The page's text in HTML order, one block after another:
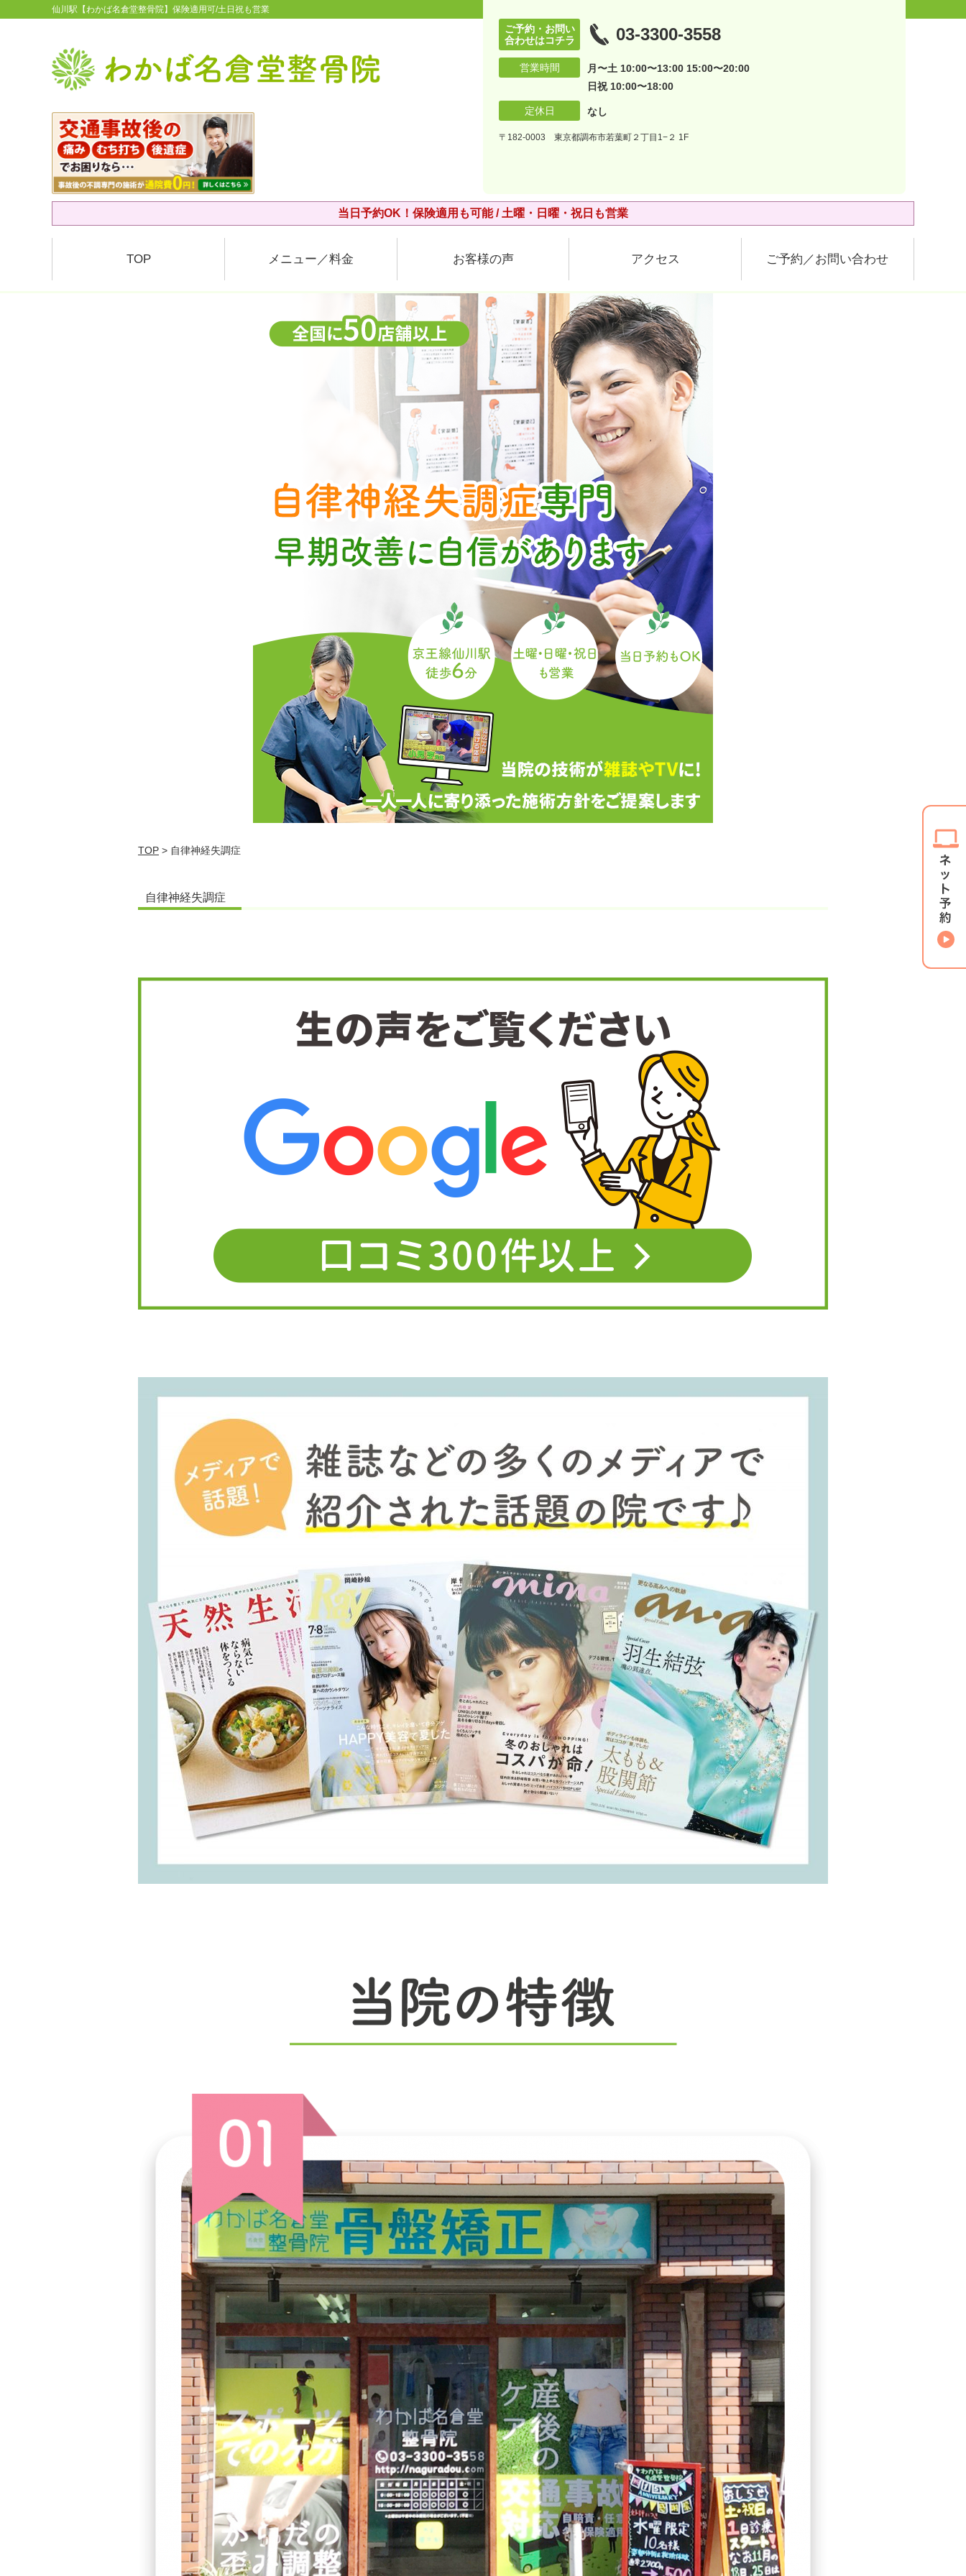
仙川駅【わかば名倉堂整骨院】保険適用可/土日祝も営業
ご予約・お問い
合わせはコチラ
03-3300-3558
営業時間
月〜土 10:00〜13:00 15:00〜20:00
日祝 10:00〜18:00
定休日 なし
〒182-0003 東京都調布市若葉町２丁目1−２ 1F
当日予約OK！保険適用も可能 / 土曜・日曜・祝日も営業
TOP メニュー／料金 お客様の声 アクセス ご予約／お問い合わせ
TOP > 自律神経失調症
自律神経失調症